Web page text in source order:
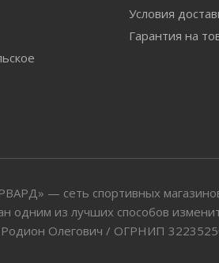
Условия
Гарантия на
— сеть спортивных
одним из лучших способов
Олегович / ОГРНИП